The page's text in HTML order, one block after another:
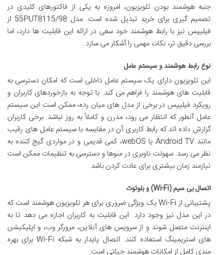
جنبه هوشمند بودن تلویزیون، امروزه به یکی از فاکتورهای کلیدی در
تصمیم گیری برای خرید تبدیل شده است. مدل 55PUT8115/98 از
فیلیپس نیز با رابط هوشمند خود سعی در ارائه این قابلیت ها دارد، اما
بررسی دقیق تر، نکات مهمی را آشکار می سازد.
نوع رابط هوشمند و سیستم عامل
این تلویزیون دارای یک سیستم عامل داخلی است که امکان دسترسی به
قابلیت های هوشمند را فراهم می کند. با توجه به بازخوردهای کاربران و
رویکرد فیلیپس در برخی از مدل های میان رده، ممکن است این سیستم
عامل آنطور که انتظار می رود، مدرن و کاملاً به روز نباشد. برخی کاربران
گزارش داده اند که رابط کاربری آن در مقایسه با سیستم عامل های رقیب
مانند Android TV یا webOS، کمی قدیمی و در مواردی گیج کننده به
نظر می رسد. سهولت ناوبری در منوها و دسترسی به تنظیمات ممکن است
نیازمند زمان بیشتری برای عادت کردن باشد.
اتصال بی سیم (Wi-Fi) و بلوتوث
پشتیبانی از Wi-Fi یک ویژگی ضروری برای هر تلویزیون هوشمند است که
در این مدل نیز وجود دارد. این قابلیت به کاربران اجازه می دهد تا به
اینترنت متصل شوند و از سرویس های آنلاین، مرورگر وب، و اپلیکیشن
های استریمینگ استفاده کنند. اتصال پایدار به شبکه Wi-Fi برای بهره
مندی کامل از امکانات هوشمند حیاتی است.